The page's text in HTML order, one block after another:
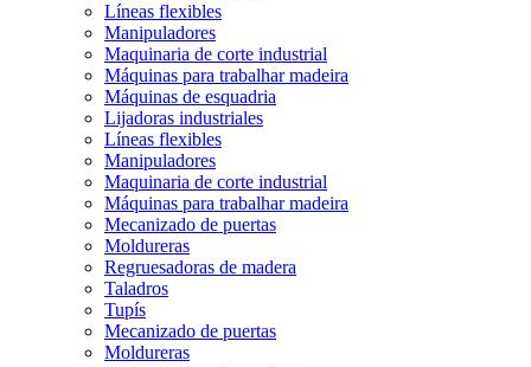
Líneas flexibles
Manipuladores
Maquinaria de corte industrial
Máquinas para trabalhar madeira
Máquinas de esquadria
Lijadoras industriales
Líneas flexibles
Manipuladores
Maquinaria de corte industrial
Máquinas para trabalhar madeira
Mecanizado de puertas
Moldureras
Regruesadoras de madera
Taladros
Tupís
Mecanizado de puertas
Moldureras